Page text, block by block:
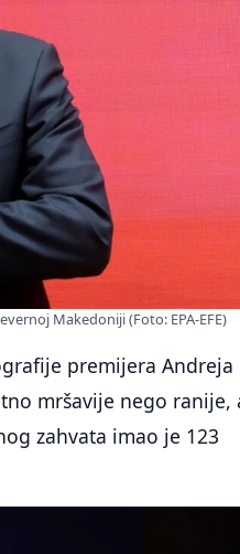
Makedoniji (Foto: EPA-EFE)
premijera Andreja
mršavije nego ranije,
zahvata imao je 123